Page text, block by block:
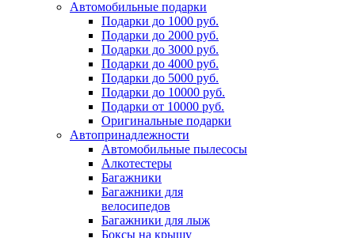
Автомобильные подарки
Подарки до 1000 руб.
Подарки до 2000 руб.
Подарки до 3000 руб.
Подарки до 4000 руб.
Подарки до 5000 руб.
Подарки до 10000 руб.
Подарки от 10000 руб.
Оригинальные подарки
Автопринадлежности
Автомобильные пылесосы
Алкотестеры
Багажники
Багажники для
велосипедов
Багажники для лыж
Боксы на крышу